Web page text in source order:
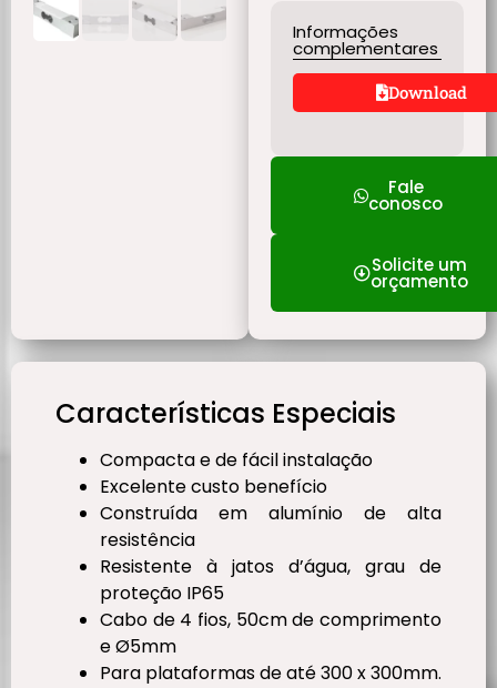
Informações
complementares
Download
Fale
conosco
Solicite um
orçamento
Características Especiais
Compacta e de fácil instalação
Excelente custo benefício
Construída em alumínio de alta
resistência
Resistente à jatos d’água, grau de
proteção IP65
Cabo de 4 fios, 50cm de comprimento
e Ø5mm
Para plataformas de até 300 x 300mm.